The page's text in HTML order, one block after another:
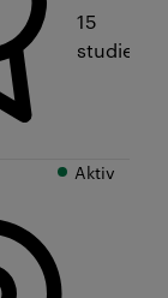
15
Aktiv